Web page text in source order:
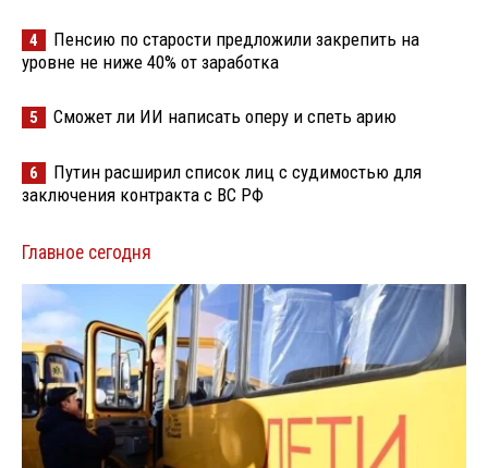
4
Пенсию по старости предложили закрепить на
уровне не ниже 40% от заработка
5 Сможет ли ИИ написать оперу и спеть арию
6
Путин расширил список лиц с судимостью для
заключения контракта с ВС РФ
Главное сегодня